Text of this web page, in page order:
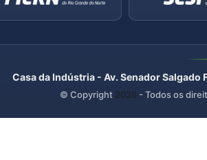
Casa da Indústria - Av. Senador
© Copyright 2026 - Todos os